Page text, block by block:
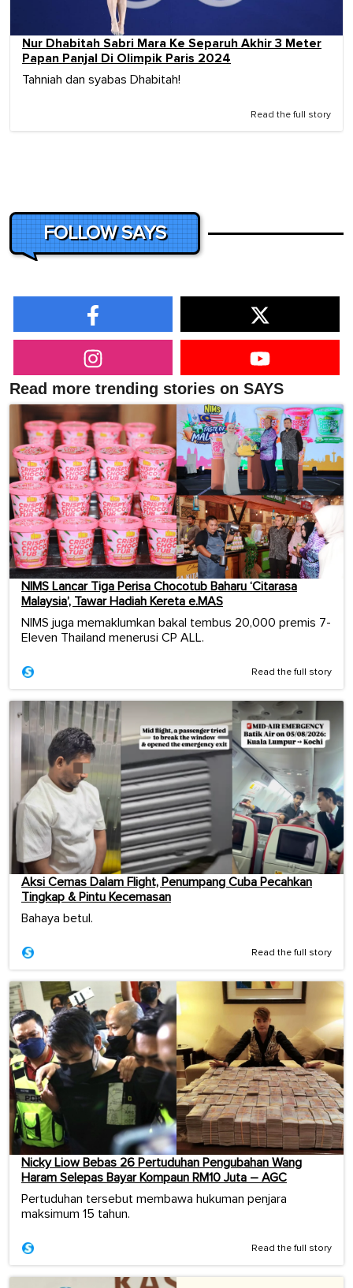
Nur Dhabitah Sabri Mara Ke Separuh Akhir 3 Meter
Papan Panjal Di Olimpik Paris 2024
Tahniah dan syabas Dhabitah!
Read the full story
FOLLOW SAYS
Read more trending stories on SAYS
NIMS Lancar Tiga Perisa Chocotub Baharu ‘Citarasa
Malaysia’, Tawar Hadiah Kereta e.MAS
NIMS juga memaklumkan bakal tembus 20,000 premis 7-
Eleven Thailand menerusi CP ALL.
Read the full story
Aksi Cemas Dalam Flight, Penumpang Cuba Pecahkan
Tingkap & Pintu Kecemasan
Bahaya betul.
Read the full story
Nicky Liow Bebas 26 Pertuduhan Pengubahan Wang
Haram Selepas Bayar Kompaun RM10 Juta – AGC
Pertuduhan tersebut membawa hukuman penjara
maksimum 15 tahun.
Read the full story